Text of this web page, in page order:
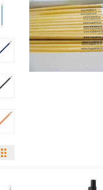
produktu
947880c-